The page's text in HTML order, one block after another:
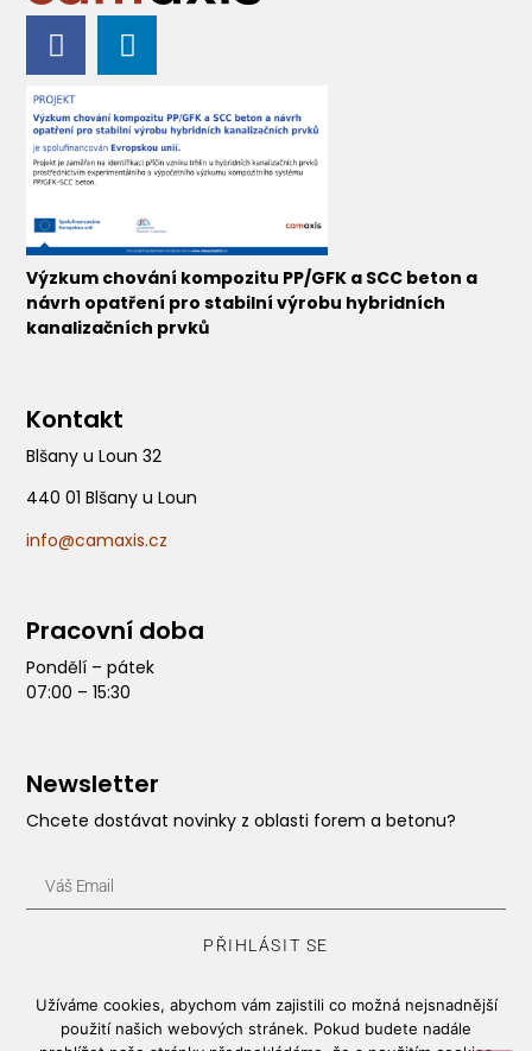
Výzkum chování kompozitu PP/GFK a SCC beton a
návrh opatření pro stabilní výrobu hybridních
kanalizačních prvků
Kontakt
Blšany u Loun 32
440 01 Blšany u Loun
info@camaxis.cz
Pracovní doba
Pondělí – pátek
07:00 – 15:30
Newsletter
Chcete dostávat novinky z oblasti forem a betonu?
PŘIHLÁSIT SE
Copyright © 2025, Camaxis, s.r.o.
Užíváme cookies, abychom vám zajistili co možná nejsnadnější
použití našich webových stránek. Pokud budete nadále